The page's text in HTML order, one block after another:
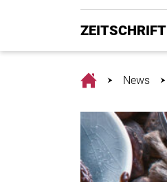
ZEITSCHRIFT
HomeNews